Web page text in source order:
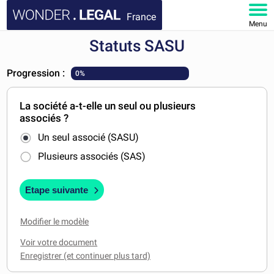
France
Menu
DOCUMENTS
FAQ
MON COMPTE
Statuts SASU
Progression : 0%
La société a-t-elle un seul ou plusieurs
associés ?
Un seul associé (SASU)
Plusieurs associés (SAS)
Etape suivante
Modifier le modèle
Voir votre document